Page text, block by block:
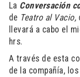
La Conversación
de Teatro al Vacio,
llevará a cabo el
hrs.
A través de esta
de la compañía,